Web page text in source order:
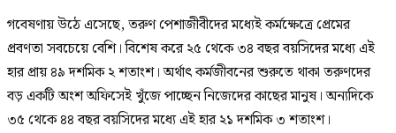
গবেষণায় উঠে এসেছে, তরুণ পেশাজীবীদের মধ্যেই কর্মক্ষেত্রে প্রেমের
প্রবণতা সবচেয়ে বেশি। বিশেষ করে ২৫ থেকে ৩৪ বছর বয়সিদের মধ্যে এই
হার প্রায় ৪৯ দশমিক ২ শতাংশ। অর্থাৎ কর্মজীবনের শুরুতে থাকা তরুণদের
বড় একটি অংশ অফিসেই খুঁজে পাচ্ছেন নিজেদের কাছের মানুষ। অন্যদিকে
৩৫ থেকে ৪৪ বছর বয়সিদের মধ্যে এই হার ২১ দশমিক ৩ শতাংশ।